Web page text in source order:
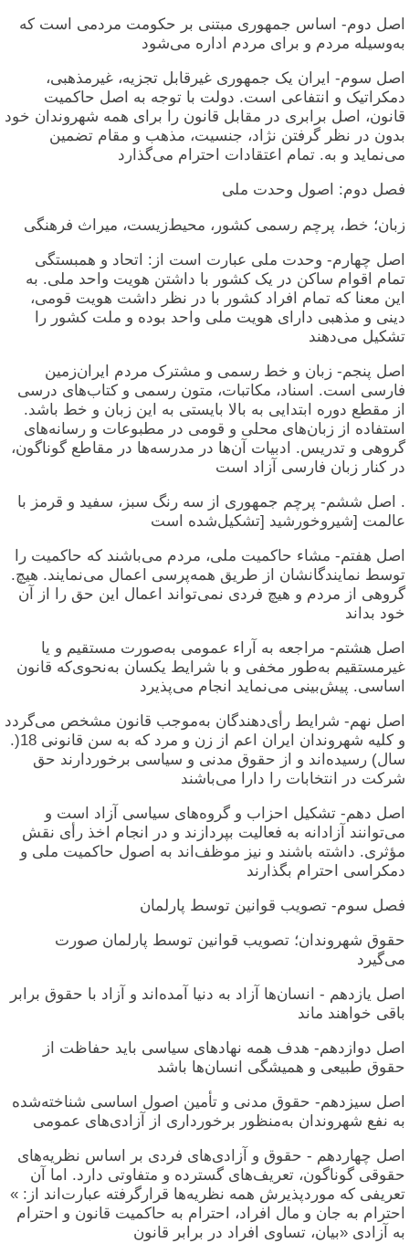
اصل دوم- اساس جمهوری مبتنی بر حکومت مردمی است که
به‌وسیله مردم و برای مردم اداره می‌شود
اصل سوم- ایران یک جمهوری غیرقابل تجزیه، غیرمذهبی،
دمکراتیک و انتفاعی است. دولت با توجه به اصل حاکمیت
قانون، اصل برابری در مقابل قانون را برای همه شهروندان خود
بدون در نظر گرفتن نژاد، جنسیت، مذهب و مقام تضمین
می‌نماید و به. تمام اعتقادات احترام می‌گذارد
فصل دوم: اصول وحدت ملی
زبان؛ خط، پرچم رسمی کشور، محیط‌زیست، میراث فرهنگی
اصل چهارم- وحدت ملی عبارت است از: اتحاد و همبستگی
تمام اقوام ساکن در یک کشور با داشتن هویت واحد ملی. به
این معنا که تمام افراد کشور با در نظر داشت هویت قومی،
دینی و مذهبی دارای هویت ملی واحد بوده و ملت کشور را
تشکیل می‌دهند
اصل پنجم- زبان و خط رسمی و مشترک مردم ایران‌زمین
فارسی است. اسناد، مکاتبات، متون رسمی و کتاب‌های درسی
از مقطع دوره ابتدایی به بالا بایستی به این زبان و خط باشد.
استفاده از زبان‌های محلی و قومی در مطبوعات و رسانه‌های
گروهی و تدریس. ادبیات آن‌ها در مدرسه‌ها در مقاطع گوناگون،
در کنار زبان فارسی آزاد است
. اصل ششم- پرچم جمهوری از سه رنگ سبز، سفید و قرمز با
عالمت [شیروخورشید [تشکیل‌شده است
اصل هفتم- مشاء حاکمیت ملی، مردم می‌باشند که حاکمیت را
توسط نمایندگانشان از طریق همه‌پرسی اعمال می‌نمایند. هیچ.
گروهی از مردم و هیچ فردی نمی‌تواند اعمال این حق را از آن
خود بداند
اصل هشتم- مراجعه به آراء عمومی به‌صورت مستقیم و یا
غیرمستقیم به‌طور مخفی و با شرایط یکسان به‌نحوی‌که قانون
اساسی. پیش‌بینی می‌نماید انجام می‌پذیرد
اصل نهم- شرایط رأی‌دهندگان به‌موجب قانون مشخص می‌گردد
و کلیه شهروندان ایران اعم از زن و مرد که به سن قانونی 18(.
سال) رسیده‌اند و از حقوق مدنی و سیاسی برخوردارند حق
شرکت در انتخابات را دارا می‌باشند
اصل دهم- تشکیل احزاب و گروه‌های سیاسی آزاد است و
می‌توانند آزادانه به فعالیت بپردازند و در انجام اخذ رأی نقش
مؤثری. داشته باشند و نیز موظف‌اند به اصول حاکمیت ملی و
دمکراسی احترام بگذارند
فصل سوم- تصویب قوانین توسط پارلمان
حقوق شهروندان؛ تصویب قوانین توسط پارلمان صورت
می‌گیرد
اصل یازدهم - انسان‌ها آزاد به دنیا آمده‌اند و آزاد با حقوق برابر
باقی خواهند ماند
اصل دوازدهم- هدف همه نهادهای سیاسی باید حفاظت از
حقوق طبیعی و همیشگی انسان‌ها باشد
اصل سیزدهم- حقوق مدنی و تأمین اصول اساسی شناخته‌شده
به نفع شهروندان به‌منظور برخورداری از آزادی‌های عمومی
اصل چهاردهم - حقوق و آزادی‌های فردی بر اساس نظریه‌های
حقوقی گوناگون، تعریف‌های گسترده و متفاوتی دارد. اما آن
تعریفی که موردپذیرش همه نظریه‌ها قرارگرفته عبارت‌اند از: »
احترام به جان و مال افراد، احترام به حاکمیت قانون و احترام
به آزادی «بیان، تساوی افراد در برابر قانون